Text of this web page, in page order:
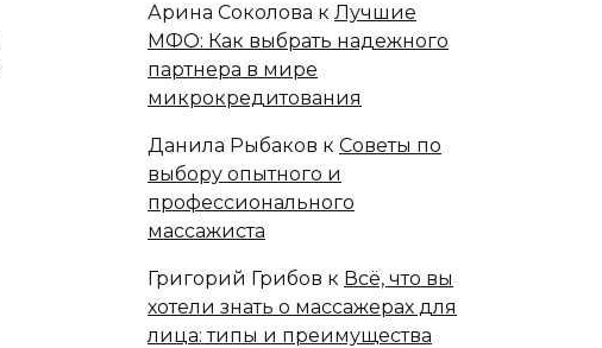
Арина Соколова к Лучшие
МФО: Как выбрать надежного
партнера в мире
микрокредитования
Данила Рыбаков к Советы по
выбору опытного и
профессионального
массажиста
Григорий Грибов к Всё, что вы
хотели знать о массажерах для
лица: типы и преимущества